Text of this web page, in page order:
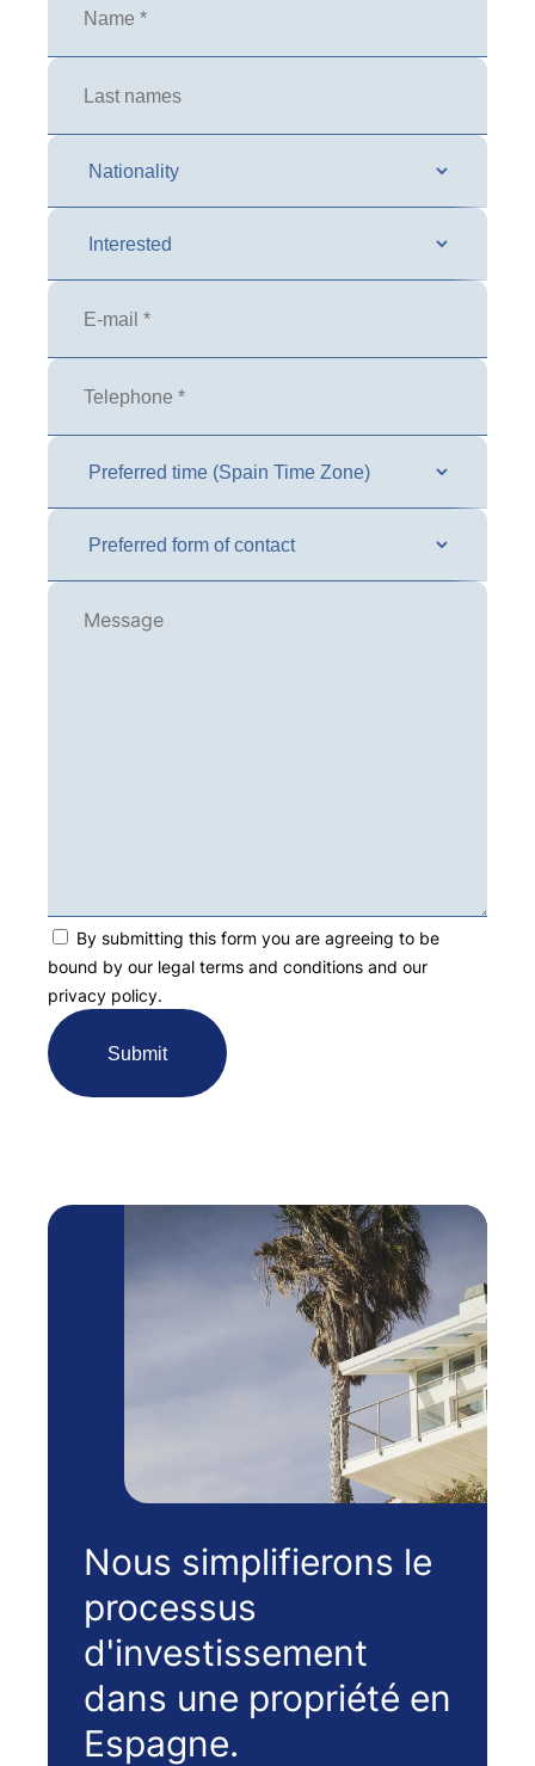
By submitting this form you are agreeing to be
bound by our legal terms and conditions and our
privacy policy.
Nous simplifierons le
processus
d'investissement
dans une propriété en
Espagne.